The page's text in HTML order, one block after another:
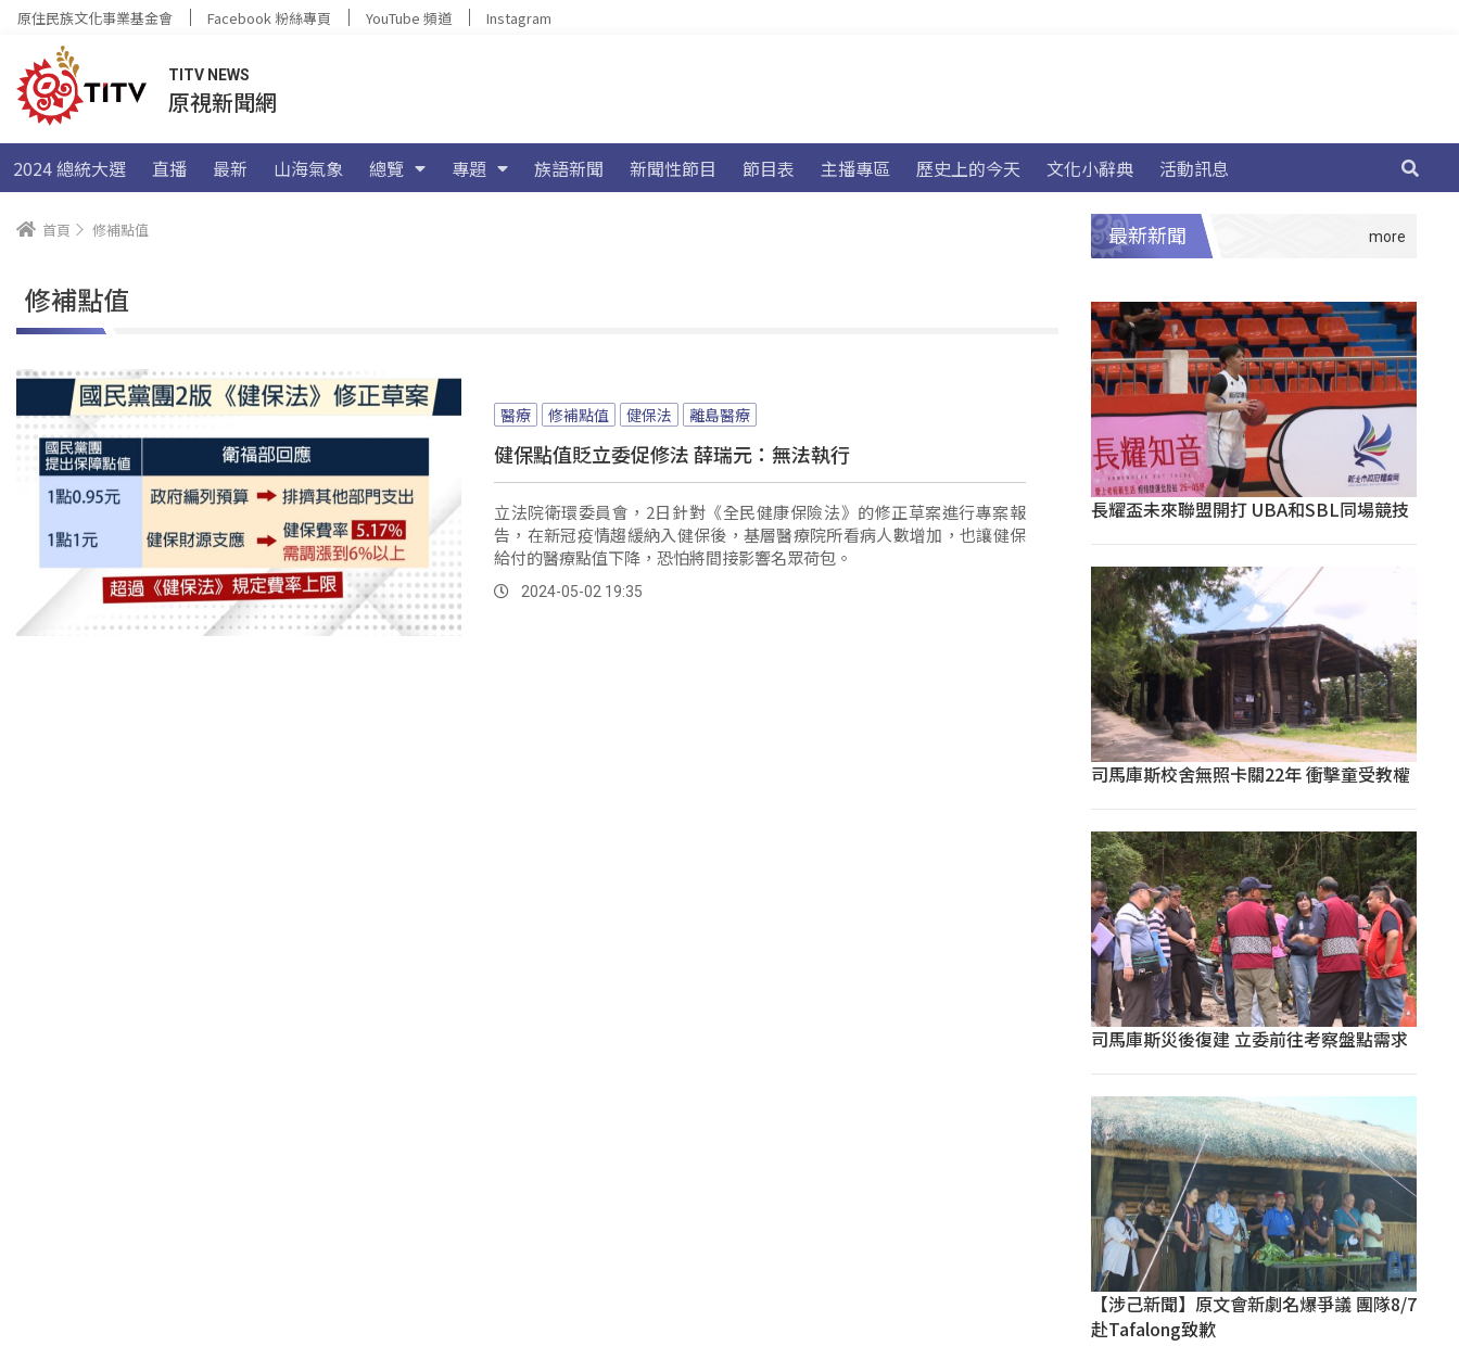
原住民族文化事業基金會 Facebook 粉絲專頁 YouTube 頻道 Instagram
TITV NEWS
原視新聞網
2024 總統大選 直播 最新 山海氣象 總覽 專題 族語新聞 新聞性節目 節目表 主播專區 歷史上的今天 文化小辭典 活動訊息
首頁 修補點值
修補點值
醫療 修補點值 健保法 離島醫療
健保點值貶立委促修法 薛瑞元：無法執行
立法院衛環委員會，2日針對《全民健康保險法》的修正草案進行專案報
告，在新冠疫情趨緩納入健保後，基層醫療院所看病人數增加，也讓健保
給付的醫療點值下降，恐怕將間接影響名眾荷包。
2024-05-02 19:35
最新新聞
長耀盃未來聯盟開打 UBA和SBL同場競技
司馬庫斯校舍無照卡關22年 衝擊童受教權
司馬庫斯災後復建 立委前往考察盤點需求
【涉己新聞】原文會新劇名爆爭議 團隊8/7
赴Tafalong致歉